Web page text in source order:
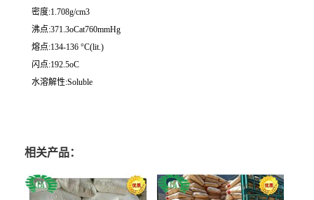
密度:1.708g/cm3
沸点:371.3oCat760mmHg
熔点:134-136 °C(lit.)
闪点:192.5oC
水溶解性:Soluble
相关产品：